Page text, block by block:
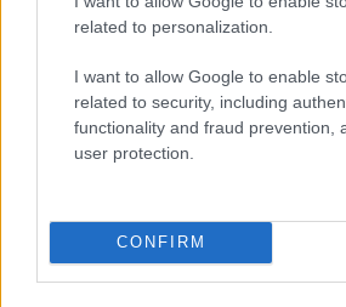
related to personalization.
I want to allow Google to enable
related to security, including
functionality and fraud prevention,
user protection.
CONFIRM